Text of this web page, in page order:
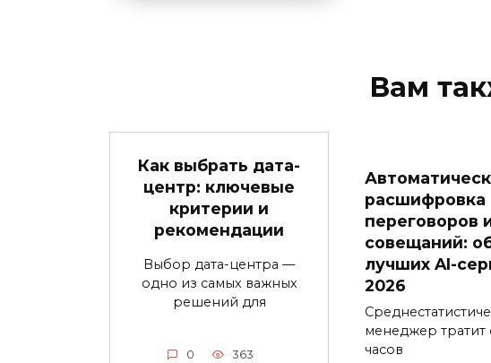
Вам
Как выбрать дата-
центр: ключевые
критерии и
рекомендации
Выбор дата-центра —
одно из самых важных
решений для
0 363
расшифровка
переговоров
совещаний:
лучших AI-
2026
менеджер тратит
часов